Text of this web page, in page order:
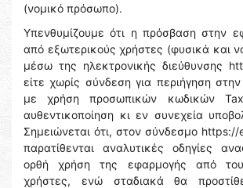
(νομικό πρόσωπο).
Υπενθυμίζουμε ότι η πρόσβαση στην
από εξωτερικούς χρήστες (φυσικά και
μέσω της ηλεκτρονικής διεύθυνσης
είτε χωρίς σύνδεση για περιήγηση
με χρήση προσωπικών κωδικών
αυθεντικοποίηση κι εν συνεχεία
Σημειώνεται ότι, στον σύνδεσμο
παρατίθενται αναλυτικές οδηγίες
ορθή χρήση της εφαρμογής από
χρήστες, ενώ σταδιακά θα